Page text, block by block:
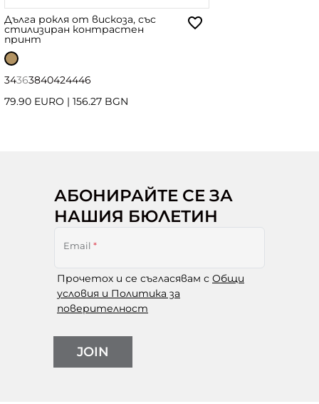
Дълга рокля от вискоза, със
стилизиран контрастен
принт
34363840424446
79.90 EURO | 156.27 BGN
АБОНИРАЙТЕ СЕ ЗА
НАШИЯ БЮЛЕТИН
Email *
Прочетох и се съгласявам с Общи
условия и Политика за
поверителност
JOIN